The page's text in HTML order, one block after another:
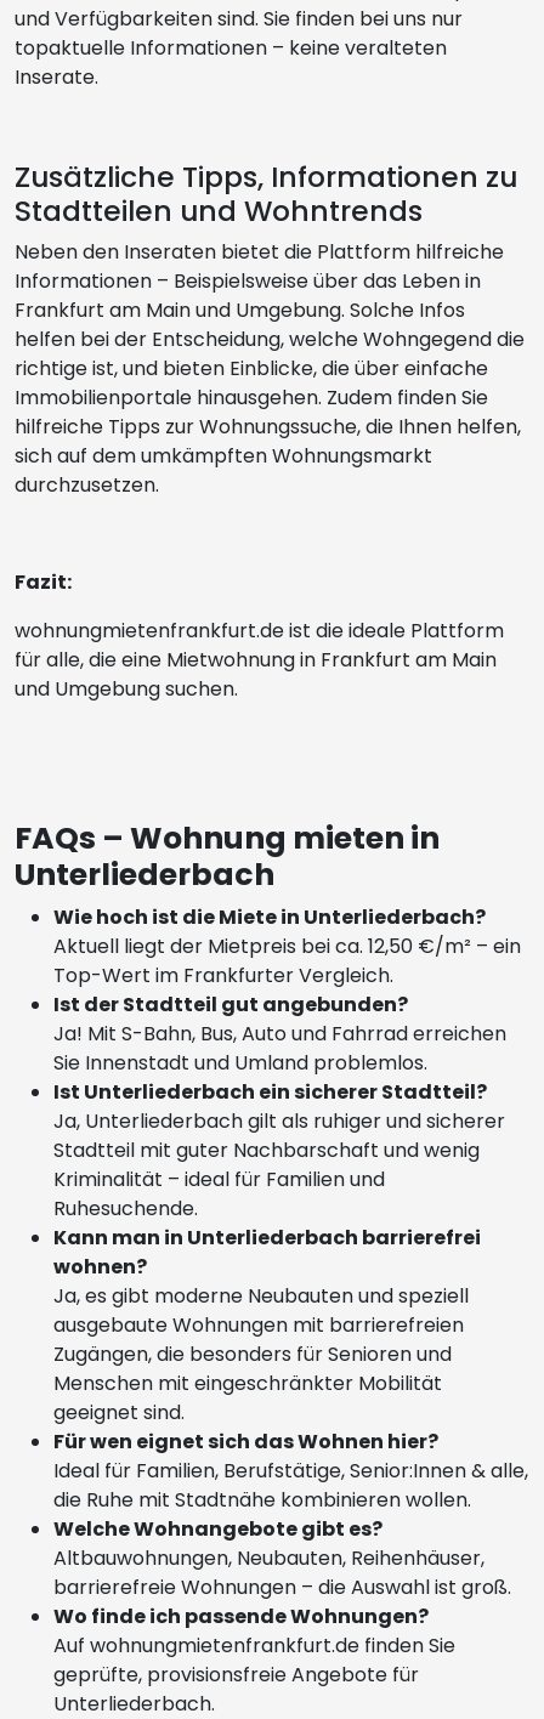
und Verfügbarkeiten sind. Sie finden bei uns nur
topaktuelle Informationen – keine veralteten
Inserate.
Zusätzliche Tipps, Informationen zu
Stadtteilen und Wohntrends
Neben den Inseraten bietet die Plattform hilfreiche
Informationen – Beispielsweise über das Leben in
Frankfurt am Main und Umgebung. Solche Infos
helfen bei der Entscheidung, welche Wohngegend die
richtige ist, und bieten Einblicke, die über einfache
Immobilienportale hinausgehen. Zudem finden Sie
hilfreiche Tipps zur Wohnungssuche, die Ihnen helfen,
sich auf dem umkämpften Wohnungsmarkt
durchzusetzen.
Fazit:
wohnungmietenfrankfurt.de ist die ideale Plattform
für alle, die eine Mietwohnung in Frankfurt am Main
und Umgebung suchen.
FAQs – Wohnung mieten in
Unterliederbach
Wie hoch ist die Miete in Unterliederbach?
Aktuell liegt der Mietpreis bei ca. 12,50 €/m² – ein
Top-Wert im Frankfurter Vergleich.
Ist der Stadtteil gut angebunden?
Ja! Mit S-Bahn, Bus, Auto und Fahrrad erreichen
Sie Innenstadt und Umland problemlos.
Ist Unterliederbach ein sicherer Stadtteil?
Ja, Unterliederbach gilt als ruhiger und sicherer
Stadtteil mit guter Nachbarschaft und wenig
Kriminalität – ideal für Familien und
Ruhesuchende.
Kann man in Unterliederbach barrierefrei
wohnen?
Ja, es gibt moderne Neubauten und speziell
ausgebaute Wohnungen mit barrierefreien
Zugängen, die besonders für Senioren und
Menschen mit eingeschränkter Mobilität
geeignet sind.
Für wen eignet sich das Wohnen hier?
Ideal für Familien, Berufstätige, Senior:Innen & alle,
die Ruhe mit Stadtnähe kombinieren wollen.
Welche Wohnangebote gibt es?
Altbauwohnungen, Neubauten, Reihenhäuser,
barrierefreie Wohnungen – die Auswahl ist groß.
Wo finde ich passende Wohnungen?
Auf wohnungmietenfrankfurt.de finden Sie
geprüfte, provisionsfreie Angebote für
Unterliederbach.